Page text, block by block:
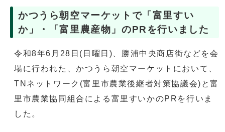
かつうら朝空マーケットで「富里すい
か」・「富里農産物」のPRを行いました
令和8年6月28日(日曜日)、勝浦中央商店街などを会
場に行われた、かつうら朝空マーケットにおいて、
TNネットワーク(富里市農業後継者対策協議会)と富
里市農業協同組合による富里すいかのPRを行いま
した。